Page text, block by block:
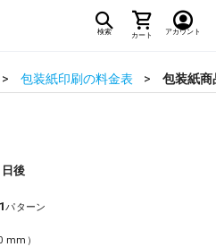
検索 カート アカウント
包装紙印刷の料金表 包装紙商
後
1パターン
mm）